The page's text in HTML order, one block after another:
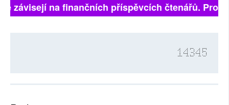
závisejí na finančních příspěvcích čtenářů.
14345